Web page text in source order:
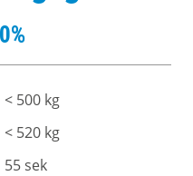
< 500 kg
< 520 kg
55 sek